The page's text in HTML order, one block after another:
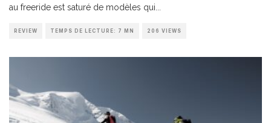
au freeride est saturé de modèles qui
REVIEW TEMPS DE LECTURE: 7 MN 206 VIEWS